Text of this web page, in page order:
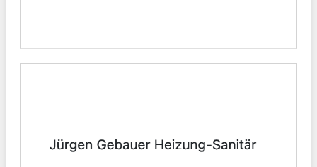
Betreuung ist uns wichtig, deshalb haben wir